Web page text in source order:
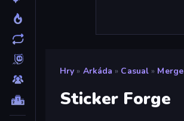
Hry » Arkáda » Casual » Merge
Sticker Forge